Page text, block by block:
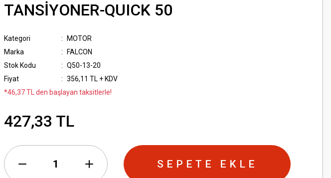
TANSİYONER-QUICK 50
Kategori
MOTOR
Marka
FALCON
Stok Kodu
Q50-13-20
Fiyat
356,11 TL + KDV
*46,37 TL den başlayan taksitlerle!
427,33 TL
SEPETE EKLE